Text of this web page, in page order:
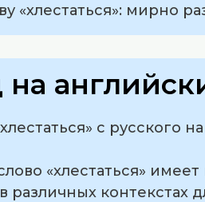
«хлестаться»: мирно
на
с русского
«хлестаться»
различных